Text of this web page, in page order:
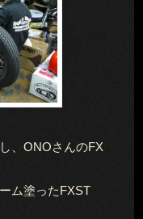
、ONOさんのFX
ム塗ったFXST